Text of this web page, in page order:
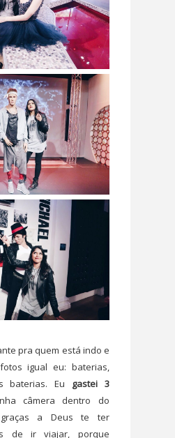
pra quem está indo e
igual eu: baterias,
baterias. Eu gastei 3
câmera dentro do
a Deus te ter
de ir viajar, porque